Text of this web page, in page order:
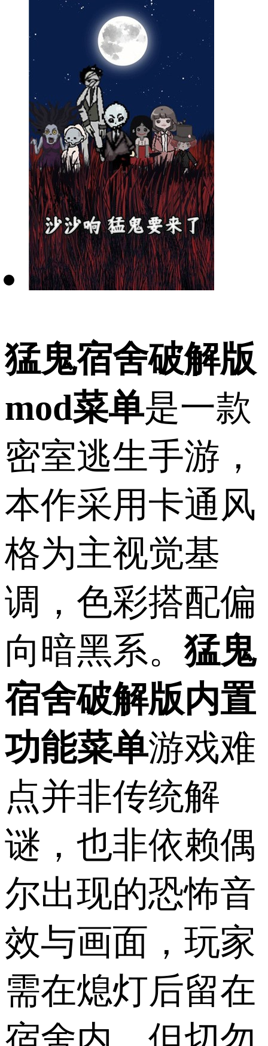
猛鬼宿舍破解版
mod菜单是一款
密室逃生手游，
本作采用卡通风
格为主视觉基
调，色彩搭配偏
向暗黑系。猛鬼
宿舍破解版内置
功能菜单游戏难
点并非传统解
谜，也非依赖偶
尔出现的恐怖音
效与画面，玩家
需在熄灯后留在